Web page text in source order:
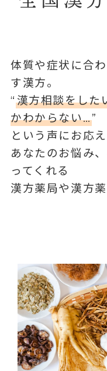
体質や症状に合
す漢方。
“漢方相談をした
かわからない…”
という声にお応
あなたのお悩み
ってくれる
漢方薬局や漢方